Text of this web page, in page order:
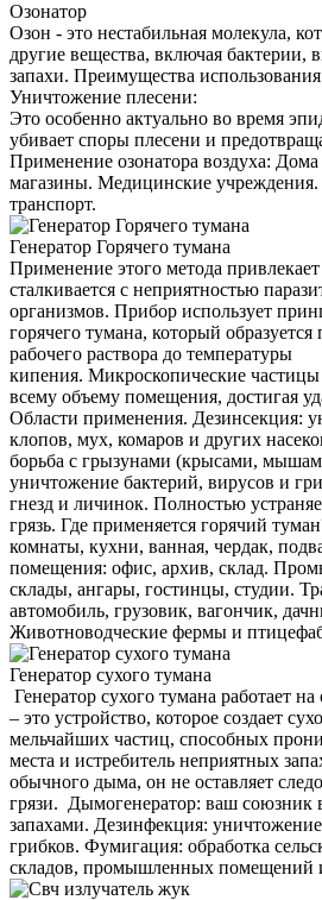
Озонатор
Озон - это нестабильная молекула,
другие вещества, включая бактерии,
запахи. Преимущества использования
Уничтожение плесени:
Это особенно актуально во время
убивает споры плесени и
Применение озонатора воздуха:
магазины. Медицинские
транспорт.
Генератор Горячего тумана
Применение этого метода
сталкивается с неприятностью
организмов. Прибор использует
горячего тумана, который образуется
рабочего раствора до температуры
кипения. Микроскопические частицы
всему объему помещения, достигая
Области применения. Дезинсекция:
клопов, мух, комаров и других
борьба с грызунами (крысами,
уничтожение бактерий, вирусов и
гнезд и личинок. Полностью
грязь. Где применяется горячий
комнаты, кухни, ванная, чердак,
помещения: офис, архив, склад.
склады, ангары, гостинцы, студии.
автомобиль, грузовик, вагончик,
Животноводческие фермы и
Генератор сухого тумана
Генератор сухого тумана работает
– это устройство, которое создает
мельчайших частиц, способных
места и истребитель неприятных
обычного дыма, он не оставляет
грязи. Дымогенератор: ваш союзник
запахами. Дезинфекция:
грибков. Фумигация: обработка
складов, промышленных помещений